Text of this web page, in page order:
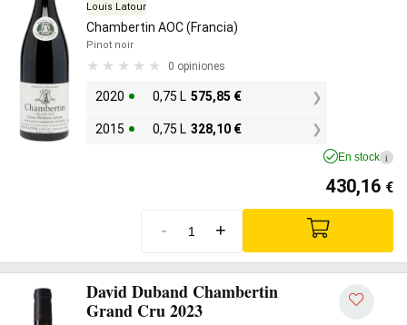
Louis Latour
Chambertin AOC (Francia)
Pinot noir
0 opiniones
2020 0,75 L 575,85 €
2015 0,75 L 328,10 €
En stock i
430,16 €
- +
David Duband Chambertin
Grand Cru 2023